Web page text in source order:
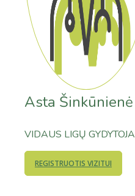
Asta Šinkūnienė
VIDAUS LIGŲ GYDYTOJA
REGISTRUOTIS VIZITUI